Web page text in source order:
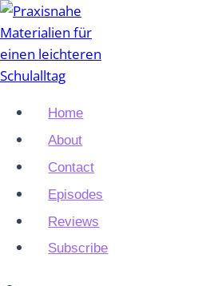
Zum
Inhalt
springen
Home
About
Contact
Episodes
Reviews
Subscribe